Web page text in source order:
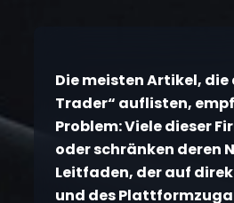
Die meisten Artikel,
Trader“ auflisten,
Problem: Viele dieser
oder schränken deren
Leitfaden, der auf
und des